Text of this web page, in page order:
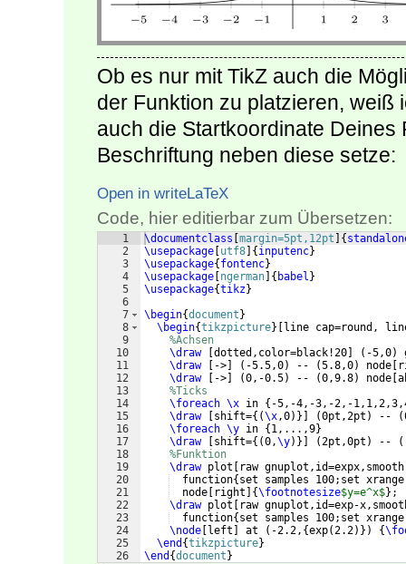
Ob es nur mit TikZ auch die
der Funktion zu platzieren, weiß
auch die Startkoordinate
Beschriftung neben diese setze:
Open in writeLaTeX
Code, hier editierbar zum Übersetzen:
1
2
3
4
5
6
7
8
9
10
11
12
13
14
15
16
17
18
19
20
21
22
23
24
25
26
\documentclass margin=5pt,12pt {
\usepackage utf8 { inputenc}
\usepackage{ fontenc}
\usepackage ngerman { babel }
\usepackage{tikz}
\begin{document }
\begin{tikzpicture}
line cap=round,
%Achsen
\draw
dotted,color=black!20 ( -5,0)
\draw
-> ( -5.5,0) -- (5.8,0) node
\draw
-> (0,-0.5) -- (0,9.8) node
%Ticks
\foreach \x in { -5,-4,-3,-2,-
\draw
shift={(\x,0)}] (0pt,2pt ) -- (
\foreach \y in { 1,...,9}
\draw
shift={(0,\y)}] (2pt,0pt ) -- (
%Funktion
\draw plot raw gnuplot,id=expx,smooth
  function
{ set samples 100;set
  node
right {\footnotesize$y=e^x$} ;
\draw plot
raw gnuplot,id=exp-
  function
{ set samples 100;set
\node
left at ( -2.2, {exp(2.2)}) {
\end {tikzpicture}
\end {document }